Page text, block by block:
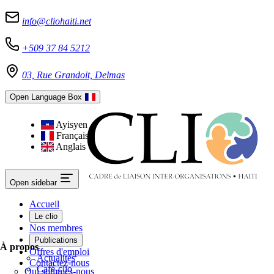
info@cliohaiti.net
+509 37 84 5212
03, Rue Grandoit, Delmas
Open Language Box
Ayisyen
Français
Anglais
Open sidebar
Accueil
Le clio
À propos
Qui sommes-nous
Nos membres
Publications
Actualités
Café-clio
Offres d'emploi
Contactez-nous